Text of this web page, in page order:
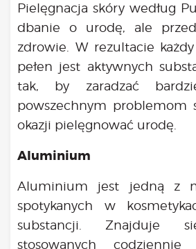
Pielęgnacja skóry według
dbanie o urodę, ale
zdrowie. W rezultacie
pełen jest aktywnych
tak, by zaradzać
powszechnym problemom
okazji pielęgnować urodę.
Aluminium
Aluminium jest jedną z
spotykanych w
substancji. Znajduje
stosowanych